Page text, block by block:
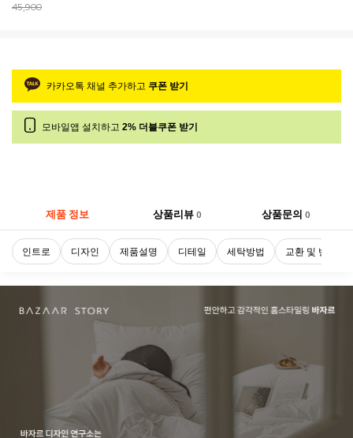
45,900
카카오톡 채널 추가하고 쿠폰 받기
모바일앱 설치하고 2% 더블쿠폰 받기
제품 정보 상품리뷰 0 상품문의0
인트로 디자인 제품설명 디테일 세탁방법 교환 및 반품정